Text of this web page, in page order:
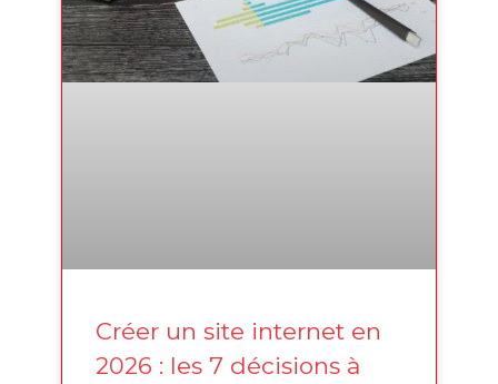
Créer un site internet en
2026 : les 7 décisions à